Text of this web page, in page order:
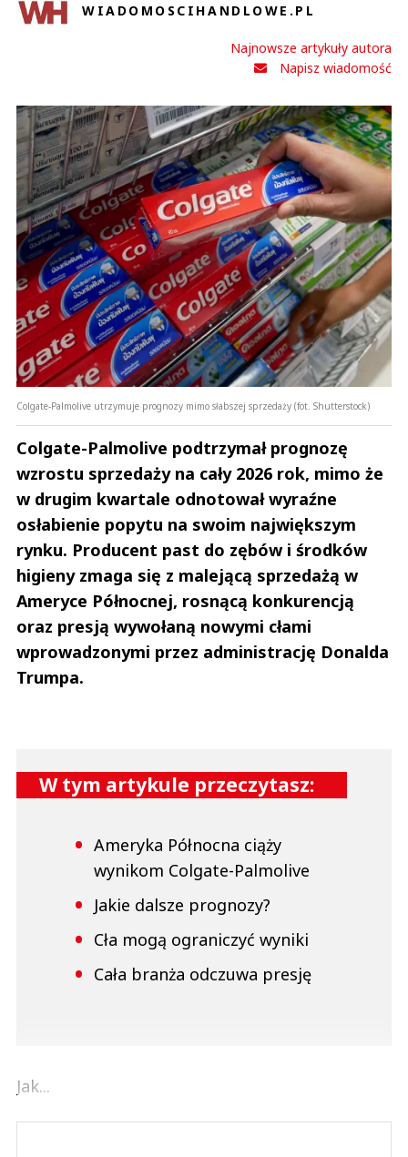
WIADOMOSCIHANDLOWE.PL
Najnowsze artykuły autora
Napisz wiadomość
Colgate-Palmolive utrzymuje prognozy mimo słabszej sprzedaży (fot. Shutterstock)
Colgate-Palmolive podtrzymał prognozę
wzrostu sprzedaży na cały 2026 rok, mimo że
w drugim kwartale odnotował wyraźne
osłabienie popytu na swoim największym
rynku. Producent past do zębów i środków
higieny zmaga się z malejącą sprzedażą w
Ameryce Północnej, rosnącą konkurencją
oraz presją wywołaną nowymi cłami
wprowadzonymi przez administrację Donalda
Trumpa.
W tym artykule przeczytasz:
Ameryka Północna ciąży
wynikom Colgate-Palmolive
Jakie dalsze prognozy?
Cła mogą ograniczyć wyniki
Cała branża odczuwa presję
Jak...